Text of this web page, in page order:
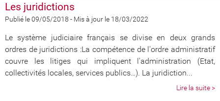
Les juridictions
Publié le 09/05/2018 - Mis à jour le 18/03/2022
Le système judiciaire français se divise en deux grands
ordres de juridictions :La compétence de l'ordre administratif
couvre les litiges qui impliquent l'administration (Etat,
collectivités locales, services publics…). La juridiction...
Lire la suite >